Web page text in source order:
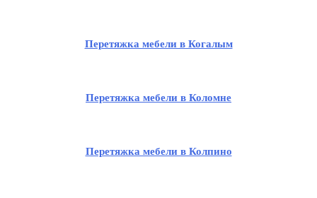
Перетяжка мебели в Когалым
Перетяжка мебели в Коломне
Перетяжка мебели в Колпино